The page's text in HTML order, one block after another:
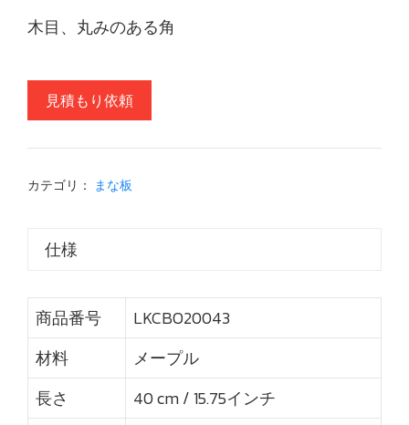
木目、丸みのある角
見積もり依頼
カテゴリ： まな板
仕様
商品番号
LKCBO20043
材料
メープル
長さ
40 cm / 15.75インチ